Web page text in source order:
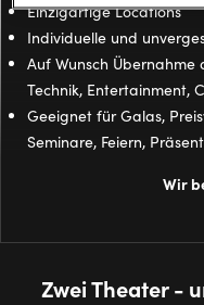
Einzigartige Locations
Individuelle und
Auf Wunsch Übernahme
Technik, Entertainment,
Geeignet für Galas,
Seminare, Feiern,
Wir
Zwei Theater -